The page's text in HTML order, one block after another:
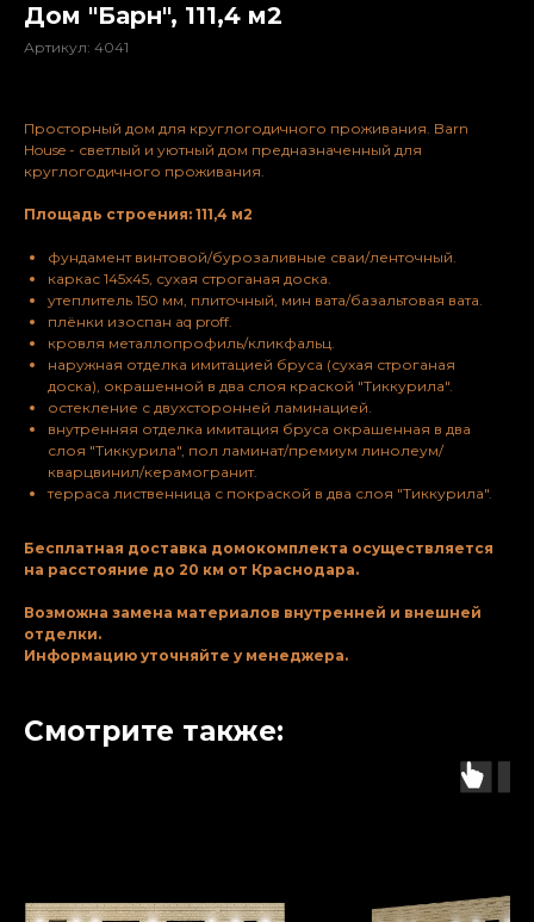
Дом "Барн", 111,4 м2
Артикул: 4041
Просторный дом для круглогодичного проживания. Barn
House - светлый и уютный дом предназначенный для
круглогодичного проживания.
Площадь строения: 111,4 м2
фундамент винтовой/бурозаливные сваи/ленточный.
каркас 145х45, сухая строганая доска.
утеплитель 150 мм, плиточный, мин вата/базальтовая вата.
плёнки изоспан aq proff.
кровля металлопрофиль/кликфальц.
наружная отделка имитацией бруса (сухая строганая
доска), окрашенной в два слоя краской "Тиккурила".
остекление с двухсторонней ламинацией.
внутренняя отделка имитация бруса окрашенная в два
слоя "Тиккурила", пол ламинат/премиум линолеум/
кварцвинил/керамогранит.
терраса лиственница с покраской в два слоя "Тиккурила".
Бесплатная доставка домокомплекта осуществляется
на расcтояние до 20 км от Краснодара.
Возможна замена материалов внутренней и внешней
отделки.
Информацию уточняйте у менеджера.
Смотрите также: